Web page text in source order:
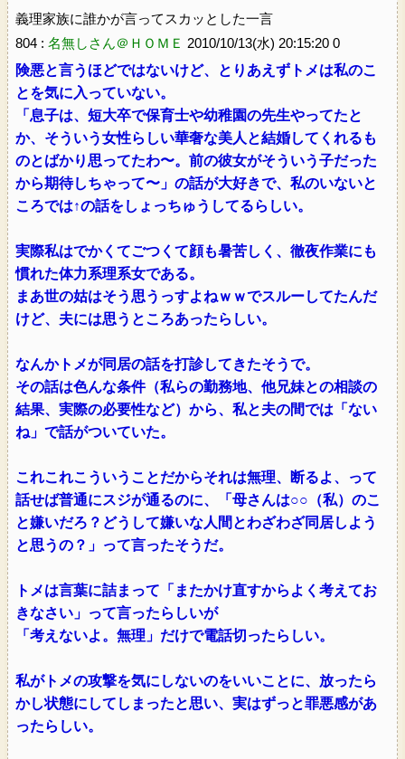
義理家族に誰かが言ってスカッとした一言
804 : 名無しさん＠ＨＯＭＥ 2010/10/13(水) 20:15:20 0
険悪と言うほどではないけど、とりあえずトメは私のこ
とを気に入っていない。
「息子は、短大卒で保育士や幼稚園の先生やってたと
か、そういう女性らしい華奢な美人と結婚してくれるも
のとばかり思ってたわ〜。前の彼女がそういう子だった
から期待しちゃって〜」の話が大好きで、私のいないと
ころでは↑の話をしょっちゅうしてるらしい。
実際私はでかくてごつくて顔も暑苦しく、徹夜作業にも
慣れた体力系理系女である。
まあ世の姑はそう思うっすよねｗｗでスルーしてたんだ
けど、夫には思うところあったらしい。
なんかトメが同居の話を打診してきたそうで。
その話は色んな条件（私らの勤務地、他兄妹との相談の
結果、実際の必要性など）から、私と夫の間では「ない
ね」で話がついていた。
これこれこういうことだからそれは無理、断るよ、って
話せば普通にスジが通るのに、「母さんは○○（私）のこ
と嫌いだろ？どうして嫌いな人間とわざわざ同居しよう
と思うの？」って言ったそうだ。
トメは言葉に詰まって「またかけ直すからよく考えてお
きなさい」って言ったらしいが
「考えないよ。無理」だけで電話切ったらしい。
私がトメの攻撃を気にしないのをいいことに、放ったら
かし状態にしてしまったと思い、実はずっと罪悪感があ
ったらしい。